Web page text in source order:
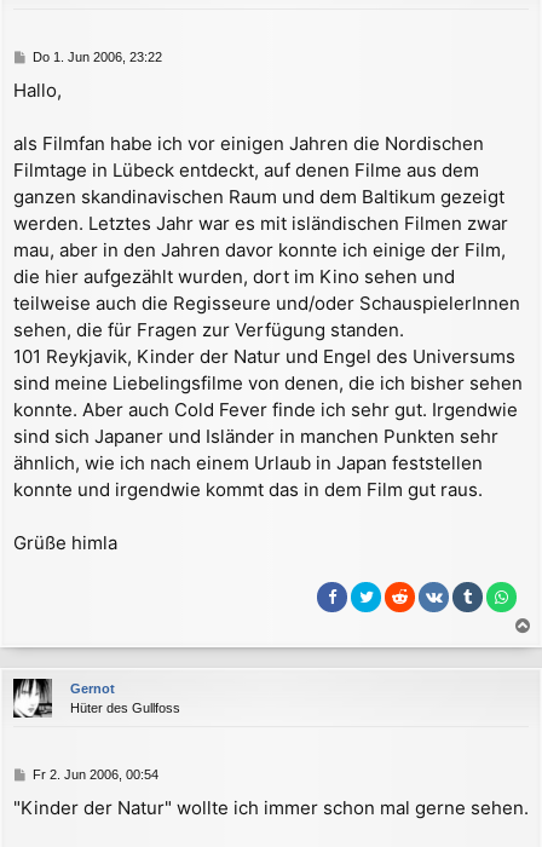
B
i
a
Do 1. Jun 2006, 23:22
Hallo,
als Filmfan habe ich vor einigen Jahren die Nordischen
Filmtage in Lübeck entdeckt, auf denen Filme aus dem
ganzen skandinavischen Raum und dem Baltikum gezeigt
werden. Letztes Jahr war es mit isländischen Filmen zwar
mau, aber in den Jahren davor konnte ich einige der Film,
die hier aufgezählt wurden, dort im Kino sehen und
teilweise auch die Regisseure und/oder SchauspielerInnen
sehen, die für Fragen zur Verfügung standen.
101 Reykjavik, Kinder der Natur und Engel des Universums
sind meine Liebelingsfilme von denen, die ich bisher sehen
konnte. Aber auch Cold Fever finde ich sehr gut. Irgendwie
sind sich Japaner und Isländer in manchen Punkten sehr
ähnlich, wie ich nach einem Urlaub in Japan feststellen
konnte und irgendwie kommt das in dem Film gut raus.
Grüße himla
a
c
Gernot
Hüter des Gullfoss
B
i
Fr 2. Jun 2006, 00:54
"Kinder der Natur" wollte ich immer schon mal gerne sehen.